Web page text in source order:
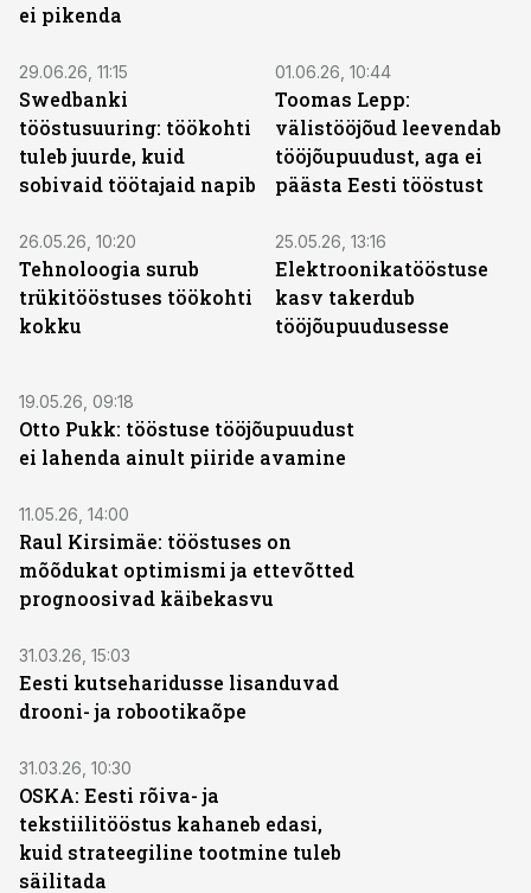
ei pikenda
29.06.26, 11:15
Swedbanki
tööstusuuring: töökohti
tuleb juurde, kuid
sobivaid töötajaid napib
01.06.26, 10:44
Toomas Lepp:
välistööjõud leevendab
tööjõupuudust, aga ei
päästa Eesti tööstust
26.05.26, 10:20
Tehnoloogia surub
trükitööstuses töökohti
kokku
25.05.26, 13:16
Elektroonikatööstuse
kasv takerdub
tööjõupuudusesse
19.05.26, 09:18
Otto Pukk: tööstuse tööjõupuudust
ei lahenda ainult piiride avamine
11.05.26, 14:00
Raul Kirsimäe: tööstuses on
mõõdukat optimismi ja ettevõtted
prognoosivad käibekasvu
31.03.26, 15:03
Eesti kutseharidusse lisanduvad
drooni- ja robootikaõpe
31.03.26, 10:30
OSKA: Eesti rõiva- ja
tekstiilitööstus kahaneb edasi,
kuid strateegiline tootmine tuleb
säilitada